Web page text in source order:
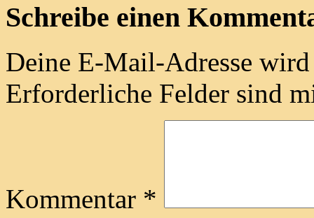
Schreibe einen
Deine E-Mail-Adresse
Erforderliche Felder sind
Kommentar *